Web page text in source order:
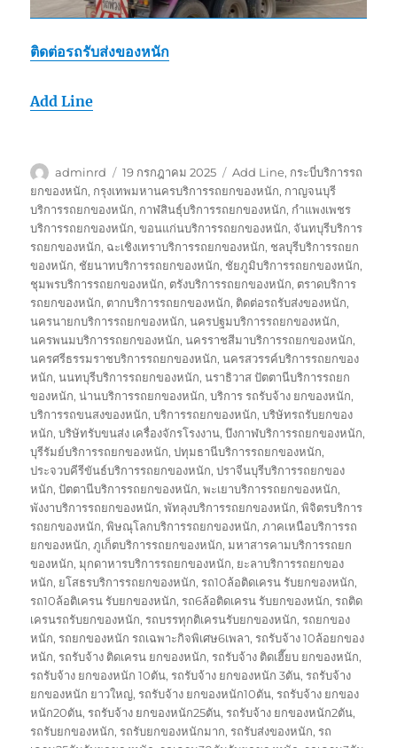
ติดต่อรถรับส่งของหนัก
Add Line
ผู้
เขียน
adminrd
เขียน
เมื่อ
19 กรกฎาคม 2025
ป้าย
กำกับ
Add Line, กระบี่บริการรถ
ยกของหนัก, กรุงเทพมหานครบริการรถยกของหนัก, กาญจนบุรี
บริการรถยกของหนัก, กาฬสินธุ์บริการรถยกของหนัก, กำแพงเพชร
บริการรถยกของหนัก,ขอนแก่นบริการรถยกของหนัก, จันทบุรีบริการ
รถยกของหนัก, ฉะเชิงเทราบริการรถยกของหนัก, ชลบุรีบริการรถยก
ของหนัก, ชัยนาทบริการรถยกของหนัก, ชัยภูมิบริการรถยกของหนัก,
ชุมพรบริการรถยกของหนัก, ตรังบริการรถยกของหนัก, ตราดบริการ
รถยกของหนัก, ตากบริการรถยกของหนัก, ติดต่อรถรับส่งของหนัก,
นครนายกบริการรถยกของหนัก,นครปฐมบริการรถยกของหนัก,
นครพนมบริการรถยกของหนัก,นครราชสีมาบริการรถยกของหนัก,
นครศรีธรรมราชบริการรถยกของหนัก,นครสวรรค์บริการรถยกของ
หนัก,นนทบุรีบริการรถยกของหนัก,นราธิวาส ปัตตานีบริการรถยก
ของหนัก,น่านบริการรถยกของหนัก,บริการ รถรับจ้าง ยกของหนัก,
บริการรถขนสงของหนัก,บริการรถยกของหนัก,บริษัทรถรับยกของ
หนัก,บริษัทรับขนส่ง เครื่องจักรโรงงาน,บึงกาฬบริการรถยกของหนัก,
บุรีรัมย์บริการรถยกของหนัก,ปทุมธานีบริการรถยกของหนัก,
ประจวบคีรีขันธ์บริการรถยกของหนัก,ปราจีนบุรีบริการรถยกของ
หนัก,ปัตตานีบริการรถยกของหนัก,พะเยาบริการรถยกของหนัก,
พังงาบริการรถยกของหนัก,พัทลุงบริการรถยกของหนัก,พิจิตรบริการ
รถยกของหนัก,พิษณุโลกบริการรถยกของหนัก,ภาคเหนือบริการรถ
ยกของหนัก,ภูเก็ตบริการรถยกของหนัก,มหาสารคามบริการรถยก
ของหนัก,มุกดาหารบริการรถยกของหนัก, ยะลาบริการรถยกของ
หนัก, ยโสธรบริการรถยกของหนัก,รถ10ล้อติดเครน รับยกของหนัก,
รถ10ล้อติเครน รับยกของหนัก,รถ6ล้อติดเครน รับยกของหนัก,รถติด
เครนรถรับยกของหนัก,รถบรรทุกติเครนรับยกของหนัก,รถยกของ
หนัก,รถยกของหนัก รถเฉพาะกิจพิเศษ6เพลา,รถรับจ้าง 10ล้อยกของ
หนัก,รถรับจ้าง ติดเครน ยกของหนัก,รถรับจ้าง ติดเฮี๊ยบ ยกของหนัก,
รถรับจ้าง ยกของหนัก 10ตัน,รถรับจ้าง ยกของหนัก 3ตัน,รถรับจ้าง
ยกของหนัก ยาวใหญ่,รถรับจ้าง ยกของหนัก10ตัน,รถรับจ้าง ยกของ
หนัก20ตัน,รถรับจ้าง ยกของหนัก25ตัน,รถรับจ้าง ยกของหนัก2ตัน,
รถรับยกของหนัก,รถรับยกของหนักมาก,รถรับส่งของหนัก,รถ